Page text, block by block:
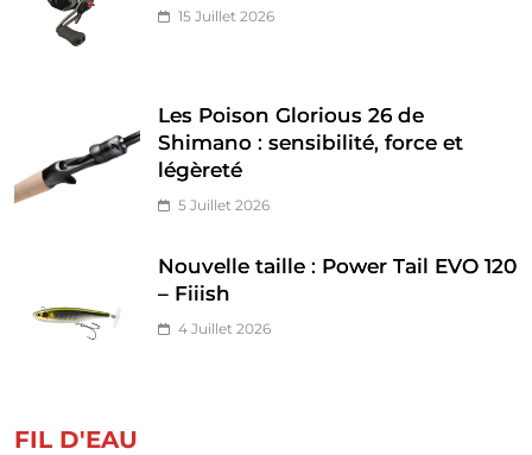
15 Juillet 2026
Les Poison Glorious 26 de
Shimano : sensibilité, force et
légèreté
5 Juillet 2026
Nouvelle taille : Power Tail EVO 120
– Fiiish
4 Juillet 2026
FIL D'EAU